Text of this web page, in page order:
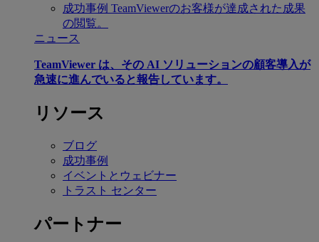
成功事例 TeamViewerのお客様が達成された成果
の閲覧。
ニュース
TeamViewer は、その AI ソリューションの顧客導入が
急速に進んでいると報告しています。
リソース
ブログ
成功事例
イベントとウェビナー
トラスト センター
パートナー